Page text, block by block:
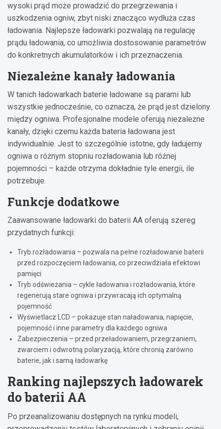
wysoki prąd może prowadzić do przegrzewania i
uszkodzenia ogniw, zbyt niski znacząco wydłuża czas
ładowania. Najlepsze ładowarki pozwalają na regulację
prądu ładowania, co umożliwia dostosowanie parametrów
do konkretnych akumulatorków i ich przeznaczenia.
Niezależne kanały ładowania
W tanich ładowarkach baterie ładowane są parami lub
wszystkie jednocześnie, co oznacza, że prąd jest dzielony
między ogniwa. Profesjonalne modele oferują niezależne
kanały, dzięki czemu każda bateria ładowana jest
indywidualnie. Jest to szczególnie istotne, gdy ładujemy
ogniwa o różnym stopniu rozładowania lub różnej
pojemności – każde otrzyma dokładnie tyle energii, ile
potrzebuje.
Funkcje dodatkowe
Zaawansowane ładowarki do baterii AA oferują szereg
przydatnych funkcji:
Tryb rozładowania – pozwala na pełne rozładowanie baterii
przed rozpoczęciem ładowania, co przeciwdziała efektowi
pamięci
Tryb odświeżania – cykle ładowania i rozładowania, które
regenerują stare ogniwa i przywracają ich optymalną
pojemność
Wyświetlacz LCD – pokazuje stan naładowania, napięcie,
pojemność i inne parametry dla każdego ogniwa
Zabezpieczenia – przed przeładowaniem, przegrzaniem,
zwarciem i odwrotną polaryzacją, które chronią zarówno
baterie, jak i samą ładowarkę
Ranking najlepszych ładowarek
do baterii AA
Po przeanalizowaniu dostępnych na rynku modeli,